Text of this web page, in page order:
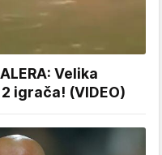
Velika
igrača! (VIDEO)